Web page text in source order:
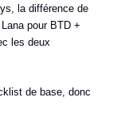
la différence de
pour BTD +
les deux
de base, donc